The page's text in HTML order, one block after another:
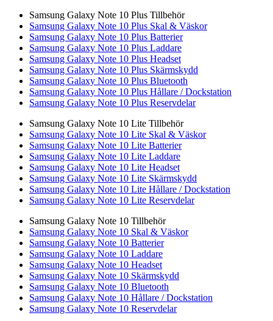
Samsung Galaxy Note 10 Plus Tillbehör
Samsung Galaxy Note 10 Plus Skal & Väskor
Samsung Galaxy Note 10 Plus Batterier
Samsung Galaxy Note 10 Plus Laddare
Samsung Galaxy Note 10 Plus Headset
Samsung Galaxy Note 10 Plus Skärmskydd
Samsung Galaxy Note 10 Plus Bluetooth
Samsung Galaxy Note 10 Plus Hållare / Dockstation
Samsung Galaxy Note 10 Plus Reservdelar
Samsung Galaxy Note 10 Lite Tillbehör
Samsung Galaxy Note 10 Lite Skal & Väskor
Samsung Galaxy Note 10 Lite Batterier
Samsung Galaxy Note 10 Lite Laddare
Samsung Galaxy Note 10 Lite Headset
Samsung Galaxy Note 10 Lite Skärmskydd
Samsung Galaxy Note 10 Lite Hållare / Dockstation
Samsung Galaxy Note 10 Lite Reservdelar
Samsung Galaxy Note 10 Tillbehör
Samsung Galaxy Note 10 Skal & Väskor
Samsung Galaxy Note 10 Batterier
Samsung Galaxy Note 10 Laddare
Samsung Galaxy Note 10 Headset
Samsung Galaxy Note 10 Skärmskydd
Samsung Galaxy Note 10 Bluetooth
Samsung Galaxy Note 10 Hållare / Dockstation
Samsung Galaxy Note 10 Reservdelar